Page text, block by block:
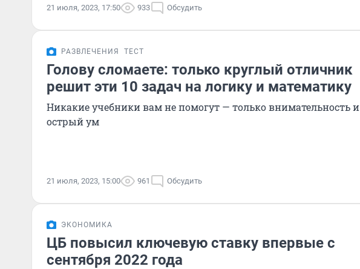
21 июля, 2023, 17:50 933 Обсудить
РАЗВЛЕЧЕНИЯ ТЕСТ
Голову сломаете: только круглый отличник
решит эти 10 задач на логику и математику
Никакие учебники вам не помогут — только внимательность и
острый ум
21 июля, 2023, 15:00 961 Обсудить
ЭКОНОМИКА
ЦБ повысил ключевую ставку впервые с
сентября 2022 года